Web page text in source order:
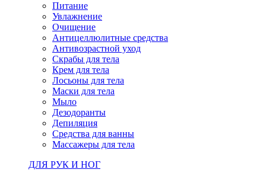
Питание
Увлажнение
Очищение
Антицеллюлитные средства
Антивозрастной уход
Скрабы для тела
Крем для тела
Лосьоны для тела
Маски для тела
Мыло
Дезодоранты
Депиляция
Средства для ванны
Массажеры для тела
ДЛЯ РУК И НОГ